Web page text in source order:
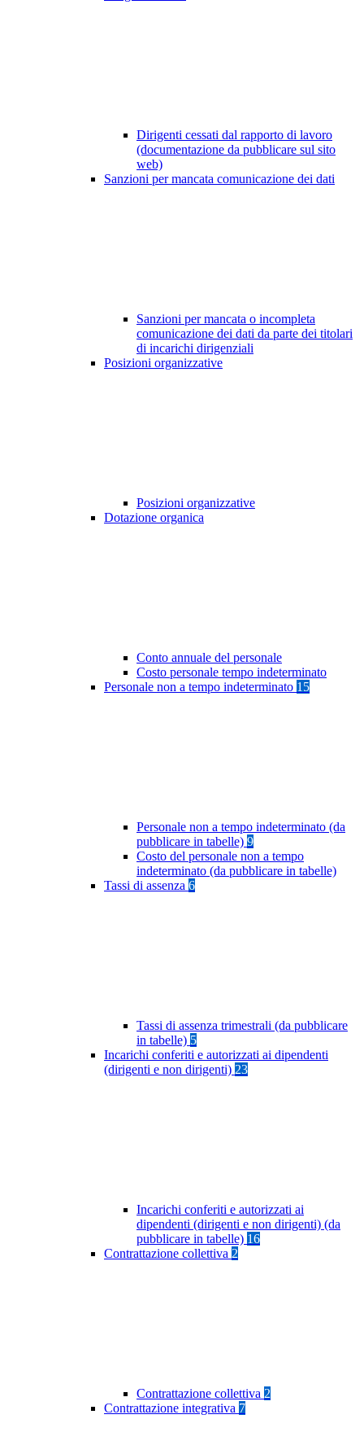
Dirigenti cessati dal rapporto di lavoro
(documentazione da pubblicare sul sito
web)
Sanzioni per mancata comunicazione dei dati
Sanzioni per mancata o incompleta
comunicazione dei dati da parte dei titolari
di incarichi dirigenziali
Posizioni organizzative
Posizioni organizzative
Dotazione organica
Conto annuale del personale
Costo personale tempo indeterminato
Personale non a tempo indeterminato 15
Personale non a tempo indeterminato (da
pubblicare in tabelle) 9
Costo del personale non a tempo
indeterminato (da pubblicare in tabelle)
Tassi di assenza 6
Tassi di assenza trimestrali (da pubblicare
in tabelle) 5
Incarichi conferiti e autorizzati ai dipendenti
(dirigenti e non dirigenti) 23
Incarichi conferiti e autorizzati ai
dipendenti (dirigenti e non dirigenti) (da
pubblicare in tabelle) 16
Contrattazione collettiva 2
Contrattazione collettiva 2
Contrattazione integrativa 7